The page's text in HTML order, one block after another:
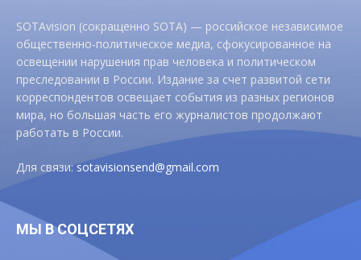
SOTAvision (сокращенно SOTA) — российское независимое
общественно-политическое медиа, сфокусированное на
освещении нарушения прав человека и политическом
преследовании в России. Издание за счет развитой сети
корреспондентов освещает события из разных регионов
мира, но большая часть его журналистов продолжают
работать в России.
Для связи:sotavisionsend@gmail.com
МЫ В СОЦСЕТЯХ